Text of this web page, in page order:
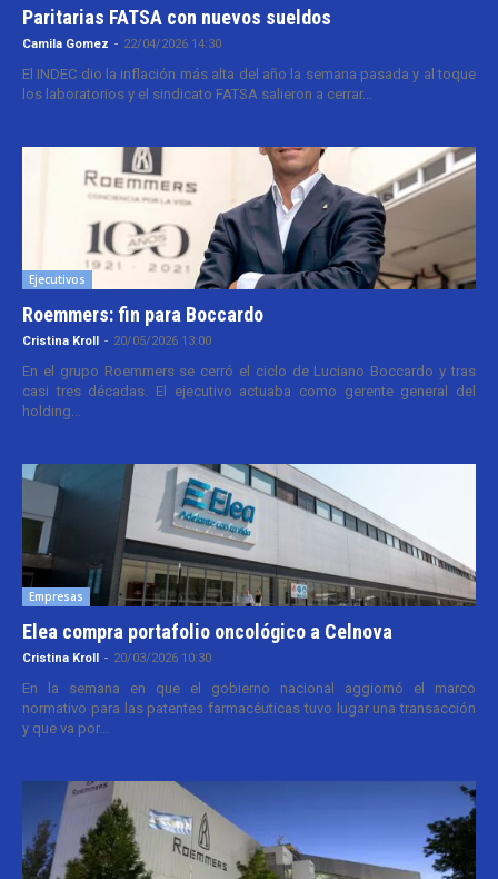
Paritarias FATSA con nuevos sueldos
Camila Gomez - 22/04/2026 14:30
El INDEC dio la inflación más alta del año la semana pasada y al toque
los laboratorios y el sindicato FATSA salieron a cerrar...
Ejecutivos
Roemmers: fin para Boccardo
Cristina Kroll - 20/05/2026 13:00
En el grupo Roemmers se cerró el ciclo de Luciano Boccardo y tras
casi tres décadas. El ejecutivo actuaba como gerente general del
holding...
Empresas
Elea compra portafolio oncológico a Celnova
Cristina Kroll - 20/03/2026 10:30
En la semana en que el gobierno nacional aggiornó el marco
normativo para las patentes farmacéuticas tuvo lugar una transacción
y que va por...